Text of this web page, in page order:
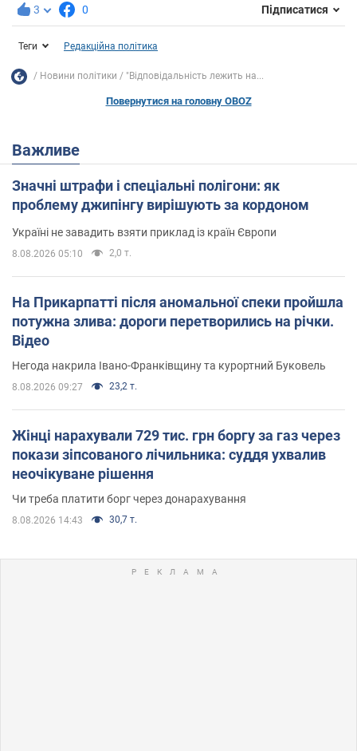
3 0 Підписатися
Теги Редакційна політика
Новини політики "Відповідальність лежить на...
Повернутися на головну OBOZ
Важливе
Значні штрафи і спеціальні полігони: як
проблему джипінгу вирішують за кордоном
Україні не завадить взяти приклад із країн Європи
8.08.2026 05:10 2,0 т.
На Прикарпатті після аномальної спеки пройшла
потужна злива: дороги перетворились на річки.
Відео
Негода накрила Івано-Франківщину та курортний Буковель
8.08.2026 09:27 23,2 т.
Жінці нарахували 729 тис. грн боргу за газ через
покази зіпсованого лічильника: суддя ухвалив
неочікуване рішення
Чи треба платити борг через донарахування
8.08.2026 14:43 30,7 т.